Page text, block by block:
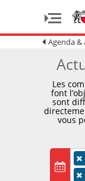
Agenda &
Les
font
sont
vous
×
×